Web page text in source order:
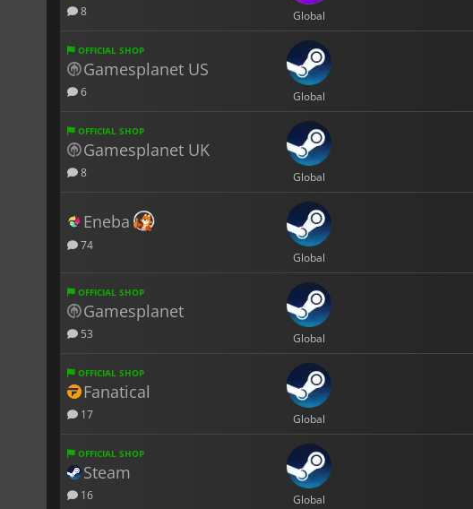
8 Global
OFFICIAL SHOP
Gamesplanet US
6 Global
OFFICIAL SHOP
Gamesplanet UK
8 Global
Eneba
74
Global
OFFICIAL SHOP
Gamesplanet
53 Global
OFFICIAL SHOP
Fanatical
17 Global
OFFICIAL SHOP
Steam
16 Global